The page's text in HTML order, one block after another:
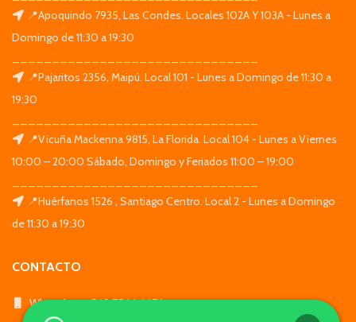
📍Apoquindo 7935, Las Condes. Locales 102A Y 103A - Lunes a
Domingo de 11:30 a 19:30
📍Pajaritos 2356, Maipú. Local 101 - Lunes a Domingo de 11:30 a
19:30
📍Vicuña Mackenna 9815, La Florida. Local 104 - Lunes a Viernes
10:00 – 20:00 Sábado, Domingo y Feriados 11:00 – 19:00
📍Huérfanos 1526 , Santiago Centro. Local 2 - Lunes a Domingo
de 11:30 a 19:30
CONTACTO
WhatsApp: +569 7564 4676